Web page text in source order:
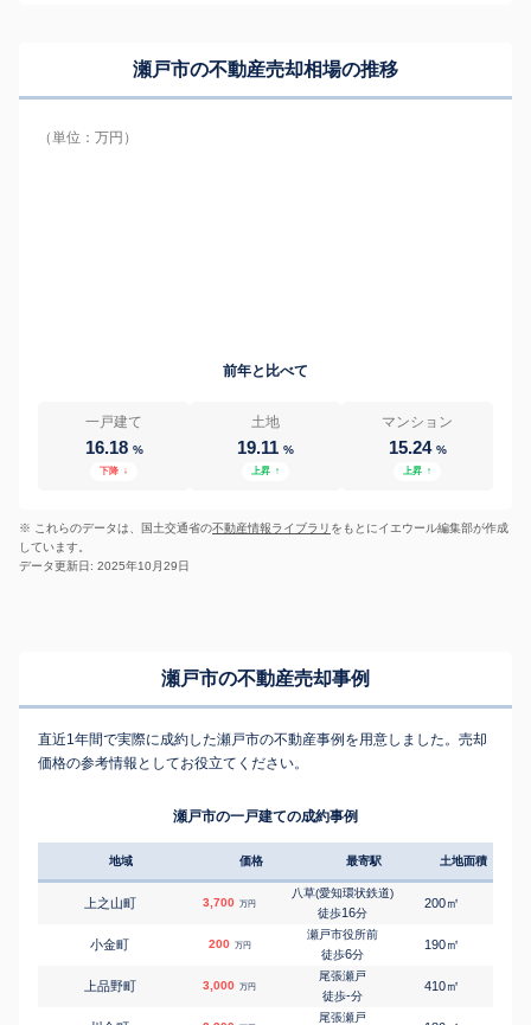
瀬戸市の不動産売却相場の推移
（単位：万円）
前年と比べて
一戸建て
16.18 %
下降 ↓
土地
19.11 %
上昇 ↑
マンション
15.24 %
上昇 ↑
※ これらのデータは、国土交通省の不動産情報ライブラリ をもとにイエウール編集部が作成
しています。
データ更新日: 2025年10月29日
瀬戸市の不動産売却事例
直近1年間で実際に成約した瀬戸市の不動産事例を用意しました。売却
価格の参考情報としてお役立てください。
瀬戸市の一戸建ての成約事例
地域 価格 最寄駅 土地面積
上之山町 3,700 万円
八草(愛知環状鉄道)
徒歩16分
200㎡
小金町 200 万円
瀬戸市役所前
徒歩6分
190㎡
上品野町 3,000 万円
尾張瀬戸
徒歩-分
410㎡
尾張瀬戸